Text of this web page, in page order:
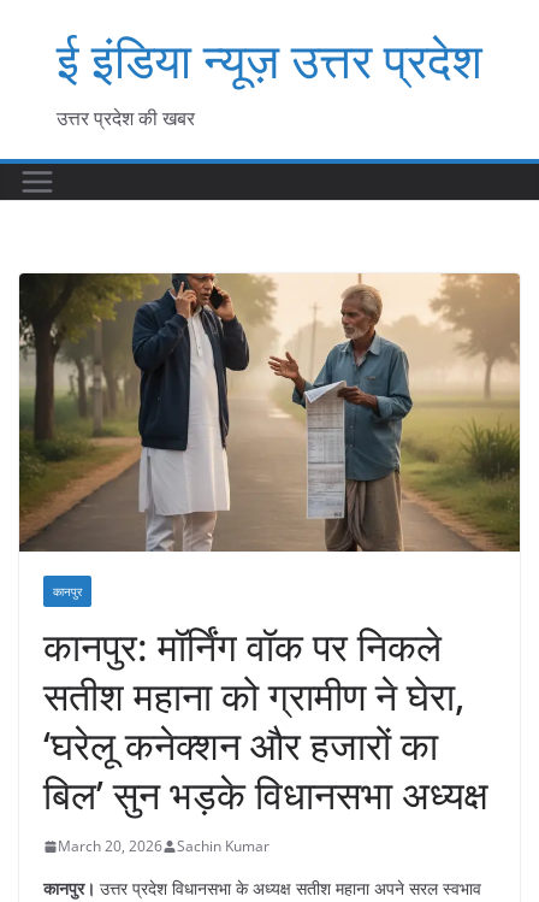
contentई इंडिया न्यूज़ उत्तर प्रदेश
उत्तर प्रदेश की खबर
कानपुर
कानपुर: मॉर्निंग वॉक पर निकले
सतीश महाना को ग्रामीण ने घेरा,
‘घरेलू कनेक्शन और हजारों का
बिल’ सुन भड़के विधानसभा अध्यक्ष
March 20, 2026 Sachin Kumar
कानपुर। उत्तर प्रदेश विधानसभा के अध्यक्ष सतीश महाना अपने सरल स्वभाव